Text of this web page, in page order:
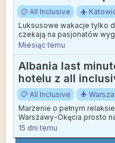
All Inclusive
Luksusowe wakacje tylko
czekają na pasjonatów
połączenie z Olsztyna,
Miesiąc temu
Albania last
hotelu z all
All Inclusive
Marzenie o pełnym
Warszawy-Okęcia prosto
15 dni temu